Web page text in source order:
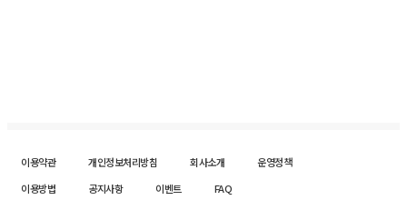
이용약관 개인정보처리방침 회사소개
운영정책
이용방법
공지사항 이벤트 FAQ